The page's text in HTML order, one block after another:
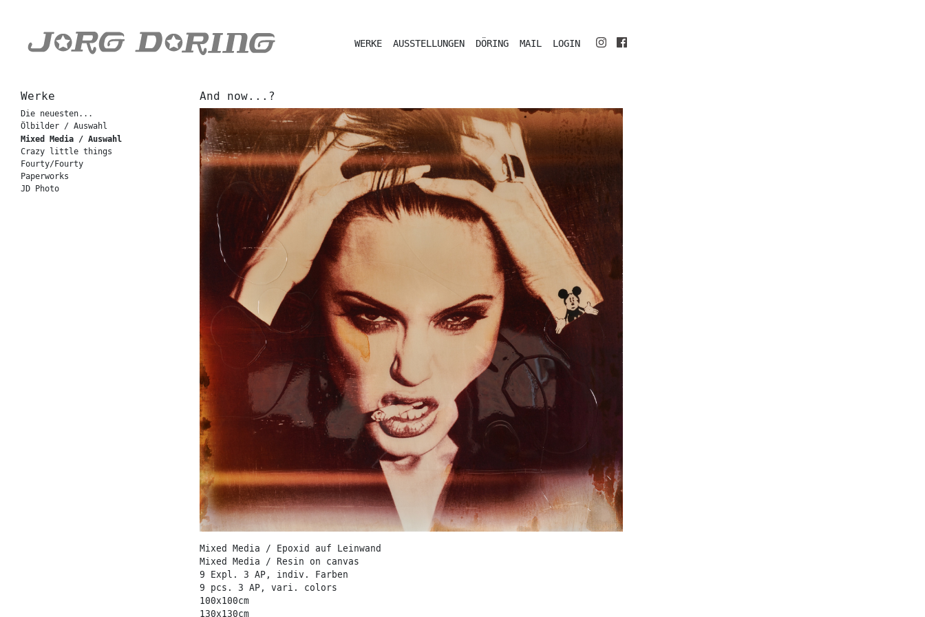
WERKE AUSSTELLUNGEN DÖRING MAIL LOGIN
Werke
Die neuesten...
Ölbilder / Auswahl
Mixed Media / Auswahl
Crazy little things
Fourty/Fourty
Paperworks
JD Photo
And now...?
Mixed Media / Epoxid auf Leinwand
Mixed Media / Resin on canvas
9 Expl. 3 AP, indiv. Farben
9 pcs. 3 AP, vari. colors
100x100cm
130x130cm